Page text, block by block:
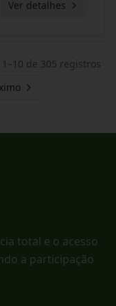
Ver detalhes
1 –10 de 305 registros
total e o acesso
a participação